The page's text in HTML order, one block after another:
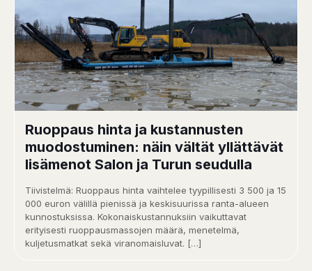
Ruoppaus hinta ja kustannusten
muodostuminen: näin vältät yllättävät
lisämenot Salon ja Turun seudulla
Tiivistelmä: Ruoppaus hinta vaihtelee tyypillisesti 3 500 ja 15
000 euron välillä pienissä ja keskisuurissa ranta-alueen
kunnostuksissa. Kokonaiskustannuksiin vaikuttavat
erityisesti ruoppausmassojen määrä, menetelmä,
kuljetusmatkat sekä viranomaisluvat. […]